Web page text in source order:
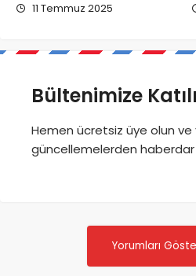
11 Temmuz 2025
Bültenimize
Hemen ücretsiz üye olun ve
güncellemelerden haberdar
Yorumları